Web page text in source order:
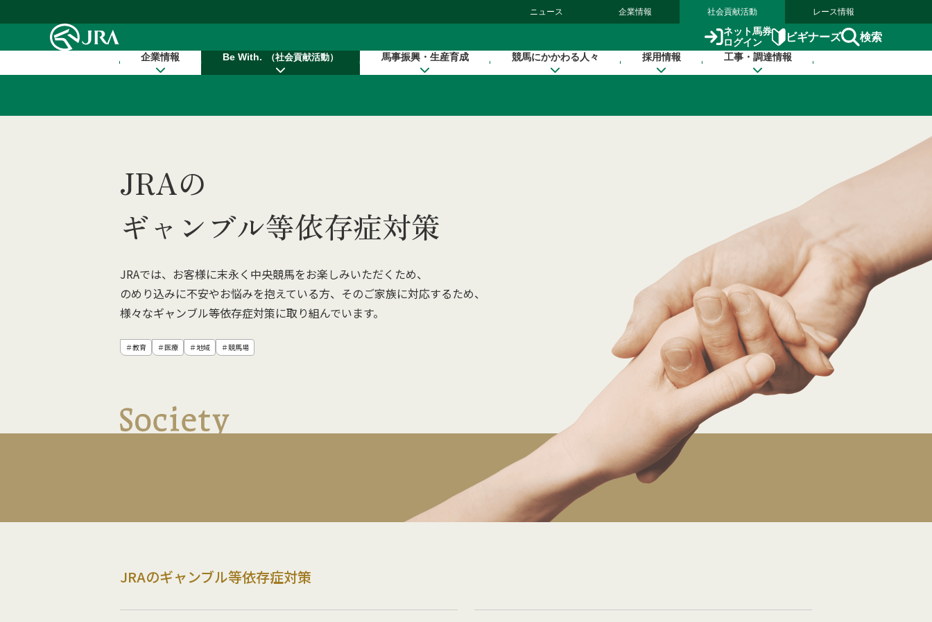
ニュース 企業情報 社会貢献活動 レース情報
ネット馬券
ログイン
ビギナーズ 検索
企業情報 Be With. （社会貢献活動） 馬事振興・生産育成 競馬にかかわる人々 採用情報 工事・調達情報
JRAの
ギャンブル等依存症対策
JRAでは、お客様に末永く中央競馬をお楽しみいただくため、
のめり込みに不安やお悩みを抱えている方、そのご家族に対応するため、
様々なギャンブル等依存症対策に取り組んでいます。
＃教育 ＃医療 ＃地域 ＃競馬場
JRAのギャンブル等依存症対策